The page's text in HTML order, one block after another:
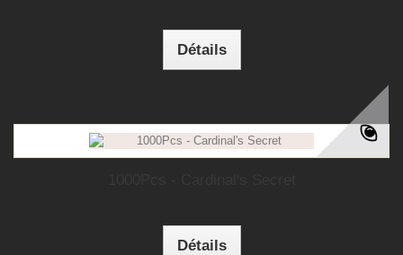
Détails
Détails